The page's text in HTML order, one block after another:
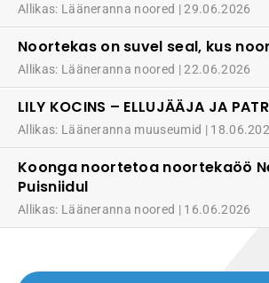
Allikas: Lääneranna noored 29.06.2026
Noortekas on suvel seal, kus
Allikas: Lääneranna noored 22.06.2026
LILY KOCINS – ELLUJÄÄJA JA
Allikas: Lääneranna muuseumid
Koonga noortetoa noortekaöö
Puisniidul
Allikas: Lääneranna noored 16.06.2026